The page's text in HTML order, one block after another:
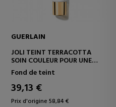
GUERLAIN
JOLI TEINT TERRACOTTA
SOIN COULEUR POUR UNE
BELLE PEAU, UN EFFET VISAGE
FRAIS ET SAIN
Fond de teint
39,13 €
Prix d'origine 58,84 €